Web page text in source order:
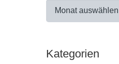
Archiv
Kategorien